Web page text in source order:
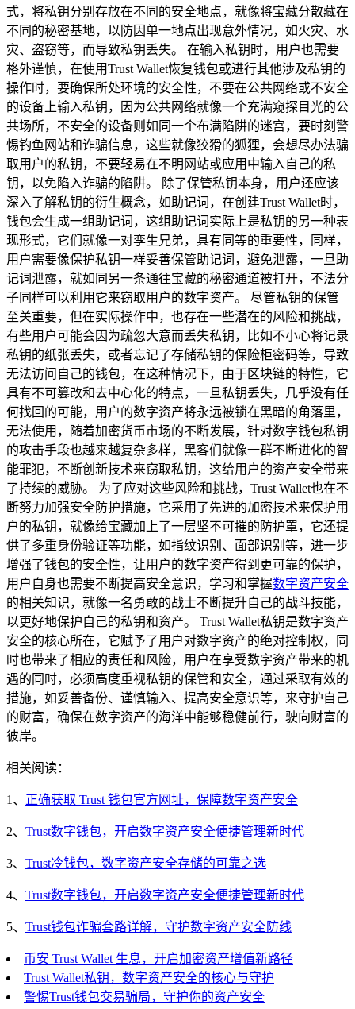
式，将私钥分别存放在不同的安全地点，就像将宝藏分散藏在
不同的秘密基地，以防因单一地点出现意外情况，如火灾、水
灾、盗窃等，而导致私钥丢失。 在输入私钥时，用户也需要
格外谨慎，在使用Trust Wallet恢复钱包或进行其他涉及私钥的
操作时，要确保所处环境的安全性，不要在公共网络或不安全
的设备上输入私钥，因为公共网络就像一个充满窥探目光的公
共场所，不安全的设备则如同一个布满陷阱的迷宫，要时刻警
惕钓鱼网站和诈骗信息，这些就像狡猾的狐狸，会想尽办法骗
取用户的私钥，不要轻易在不明网站或应用中输入自己的私
钥，以免陷入诈骗的陷阱。 除了保管私钥本身，用户还应该
深入了解私钥的衍生概念，如助记词，在创建Trust Wallet时，
钱包会生成一组助记词，这组助记词实际上是私钥的另一种表
现形式，它们就像一对孪生兄弟，具有同等的重要性，同样，
用户需要像保护私钥一样妥善保管助记词，避免泄露，一旦助
记词泄露，就如同另一条通往宝藏的秘密通道被打开，不法分
子同样可以利用它来窃取用户的数字资产。 尽管私钥的保管
至关重要，但在实际操作中，也存在一些潜在的风险和挑战，
有些用户可能会因为疏忽大意而丢失私钥，比如不小心将记录
私钥的纸张丢失，或者忘记了存储私钥的保险柜密码等，导致
无法访问自己的钱包，在这种情况下，由于区块链的特性，它
具有不可篡改和去中心化的特点，一旦私钥丢失，几乎没有任
何找回的可能，用户的数字资产将永远被锁在黑暗的角落里，
无法使用，随着加密货币市场的不断发展，针对数字钱包私钥
的攻击手段也越来越复杂多样，黑客们就像一群不断进化的智
能罪犯，不断创新技术来窃取私钥，这给用户的资产安全带来
了持续的威胁。 为了应对这些风险和挑战，Trust Wallet也在不
断努力加强安全防护措施，它采用了先进的加密技术来保护用
户的私钥，就像给宝藏加上了一层坚不可摧的防护罩，它还提
供了多重身份验证等功能，如指纹识别、面部识别等，进一步
增强了钱包的安全性，让用户的数字资产得到更可靠的保护，
用户自身也需要不断提高安全意识，学习和掌握数字资产安全
的相关知识，就像一名勇敢的战士不断提升自己的战斗技能，
以更好地保护自己的私钥和资产。 Trust Wallet私钥是数字资产
安全的核心所在，它赋予了用户对数字资产的绝对控制权，同
时也带来了相应的责任和风险，用户在享受数字资产带来的机
遇的同时，必须高度重视私钥的保管和安全，通过采取有效的
措施，如妥善备份、谨慎输入、提高安全意识等，来守护自己
的财富，确保在数字资产的海洋中能够稳健前行，驶向财富的
彼岸。
相关阅读：
1、 正确获取 Trust 钱包官方网址，保障数字资产安全
2、 Trust数字钱包，开启数字资产安全便捷管理新时代
3、 Trust冷钱包，数字资产安全存储的可靠之选
4、 Trust数字钱包，开启数字资产安全便捷管理新时代
5、 Trust钱包诈骗套路详解，守护数字资产安全防线
币安 Trust Wallet 生息，开启加密资产增值新路径
Trust Wallet私钥，数字资产安全的核心与守护
警惕Trust钱包交易骗局，守护你的资产安全